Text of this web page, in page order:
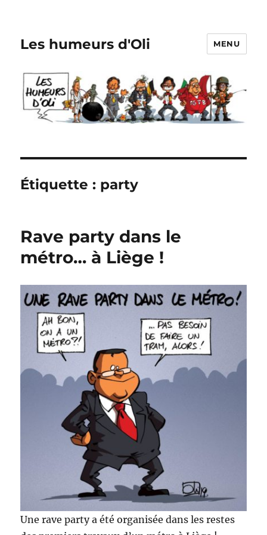
Les humeurs d'Oli MENU
Étiquette : party
Rave party dans le
métro… à Liège !
Une rave party a été organisée dans les restes